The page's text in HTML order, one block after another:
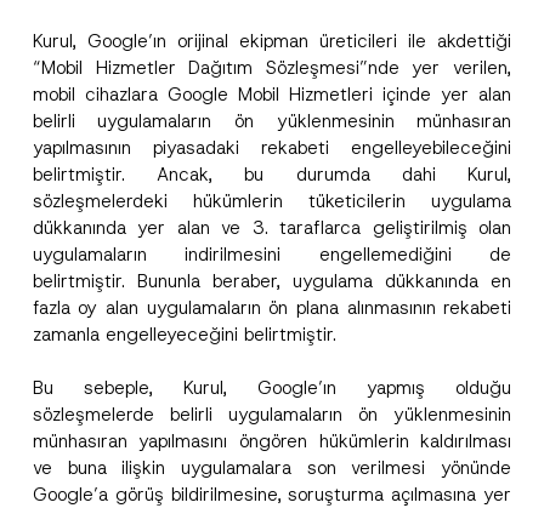
Kurul, Google’ın orijinal ekipman üreticileri ile akdettiği
“Mobil Hizmetler Dağıtım Sözleşmesi”nde yer verilen,
mobil cihazlara Google Mobil Hizmetleri içinde yer alan
belirli uygulamaların ön yüklenmesinin münhasıran
yapılmasının piyasadaki rekabeti engelleyebileceğini
belirtmiştir. Ancak, bu durumda dahi Kurul,
sözleşmelerdeki hükümlerin tüketicilerin uygulama
dükkanında yer alan ve 3. taraflarca geliştirilmiş olan
uygulamaların indirilmesini engellemediğini de
belirtmiştir. Bununla beraber, uygulama dükkanında en
fazla oy alan uygulamaların ön plana alınmasının rekabeti
zamanla engelleyeceğini belirtmiştir.
Bu sebeple, Kurul, Google’ın yapmış olduğu
sözleşmelerde belirli uygulamaların ön yüklenmesinin
münhasıran yapılmasını öngören hükümlerin kaldırılması
ve buna ilişkin uygulamalara son verilmesi yönünde
Google’a görüş bildirilmesine, soruşturma açılmasına yer
Ad*
Soyad*
A
d
T
e
e
f
F
r
a
Firma
E-Posta Adresi*
Telefon Numarası*
Konu*